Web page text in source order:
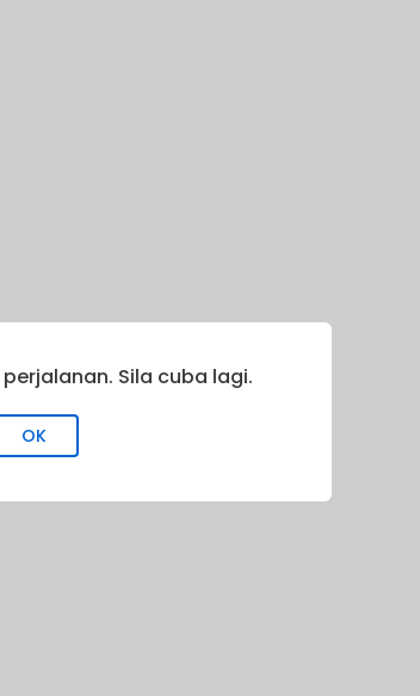
Sila cuba lagi.
OK